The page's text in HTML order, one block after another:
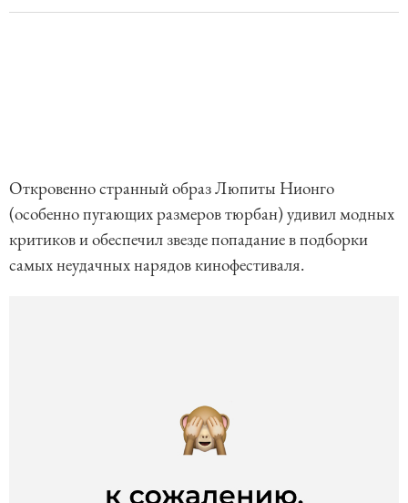
Откровенно странный образ Люпиты Нионго
(особенно пугающих размеров тюрбан) удивил модных
критиков и обеспечил звезде попадание в подборки
самых неудачных нарядов кинофестиваля.